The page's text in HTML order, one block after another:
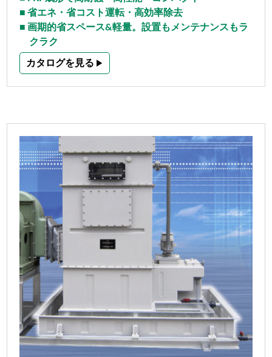
省エネ・省コスト運転・高効率除去
画期的省スペース&軽量。設置もメンテナンスもラ
クラク
カタログを見る